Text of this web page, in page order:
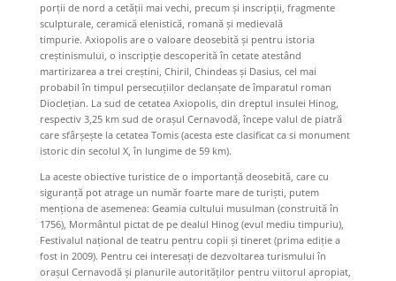
porții de nord a cetății mai vechi, precum și inscripții, fragmente
sculpturale, ceramică elenistică, romană și medievală
timpurie. Axiopolis are o valoare deosebită și pentru istoria
creștinismului, o inscripție descoperită în cetate atestând
martirizarea a trei creștini, Chiril, Chindeas și Dasius, cel mai
probabil în timpul persecuțiilor declanșate de împaratul roman
Dioclețian. La sud de cetatea Axiopolis, din dreptul insulei Hinog,
respectiv 3,25 km sud de orașul Cernavodă, începe valul de piatră
care sfârșește la cetatea Tomis (acesta este clasificat ca si monument
istoric din secolul X, în lungime de 59 km).
La aceste obiective turistice de o importanţă deosebită, care cu
siguranţă pot atrage un număr foarte mare de turişti, putem
menţiona de asemenea: Geamia cultului musulman (construită în
1756), Mormântul pictat de pe dealul Hinog (evul mediu timpuriu),
Festivalul naţional de teatru pentru copii şi tineret (prima ediţie a
fost in 2009). Pentru cei interesaţi de dezvoltarea turismului în
oraşul Cernavodă şi planurile autorităţilor pentru viitorul apropiat,